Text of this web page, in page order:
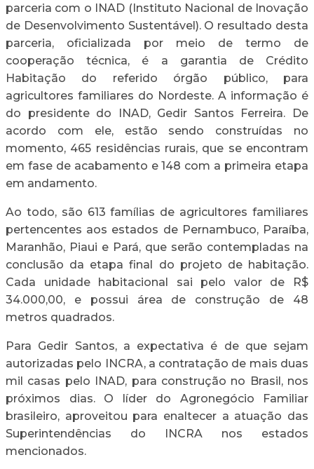
parceria com o INAD (Instituto Nacional de Inovação
de Desenvolvimento Sustentável). O resultado desta
parceria, oficializada por meio de termo de
cooperação técnica, é a garantia de Crédito
Habitação do referido órgão público, para
agricultores familiares do Nordeste. A informação é
do presidente do INAD, Gedir Santos Ferreira. De
acordo com ele, estão sendo construídas no
momento, 465 residências rurais, que se encontram
em fase de acabamento e 148 com a primeira etapa
em andamento.
Ao todo, são 613 famílias de agricultores familiares
pertencentes aos estados de Pernambuco, Paraíba,
Maranhão, Piaui e Pará, que serão contempladas na
conclusão da etapa final do projeto de habitação.
Cada unidade habitacional sai pelo valor de R$
34.000,00, e possui área de construção de 48
metros quadrados.
Para Gedir Santos, a expectativa é de que sejam
autorizadas pelo INCRA, a contratação de mais duas
mil casas pelo INAD, para construção no Brasil, nos
próximos dias. O líder do Agronegócio Familiar
brasileiro, aproveitou para enaltecer a atuação das
Superintendências do INCRA nos estados
mencionados.